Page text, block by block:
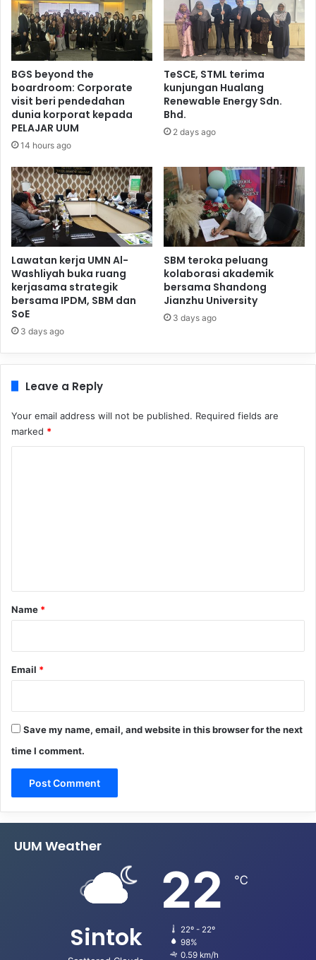
BGS beyond the
boardroom: Corporate
visit beri pendedahan
dunia korporat kepada
PELAJAR UUM
14 hours ago
TeSCE, STML terima
kunjungan Hualang
Renewable Energy Sdn.
Bhd.
2 days ago
Lawatan kerja UMN Al-
Washliyah buka ruang
kerjasama strategik
bersama IPDM, SBM dan
SoE
3 days ago
SBM teroka peluang
kolaborasi akademik
bersama Shandong
Jianzhu University
3 days ago
Leave a Reply
Your email address will not be published. Required fields are
marked *
*
Name *
Email *
Save my name, email, and website in this browser for the next
time I comment.
UUM Weather
Sintok
22 ℃
22º - 22º
98%
0.59 km/h